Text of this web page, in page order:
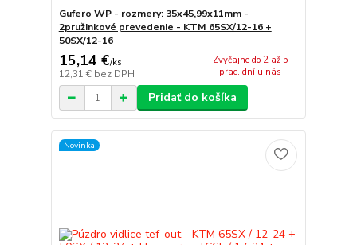
Gufero WP - rozmery: 35x45,99x11mm -
2pružinkové prevedenie - KTM 65SX/12-16 +
50SX/12-16
15,14 €/ks
12,31 € bez DPH
Zvyčajne do 2 až 5
prac. dní u nás
Pridať do košíka
Novinka